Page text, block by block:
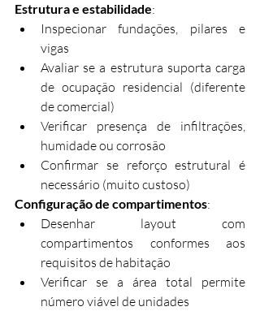
Estrutura e estabilidade:
Inspecionar fundações, pilares e
vigas
Avaliar se a estrutura suporta carga
de ocupação residencial (diferente
de comercial)
Verificar presença de infiltrações,
humidade ou corrosão
Confirmar se reforço estrutural é
necessário (muito custoso)
Configuração de compartimentos:
Desenhar layout com
compartimentos conformes aos
requisitos de habitação
Verificar se a área total permite
número viável de unidades